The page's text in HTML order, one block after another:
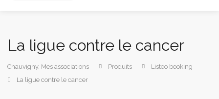
La ligue contre le cancer
Chauvigny, Mes associations Produits
Listeo booking
La ligue contre le cancer